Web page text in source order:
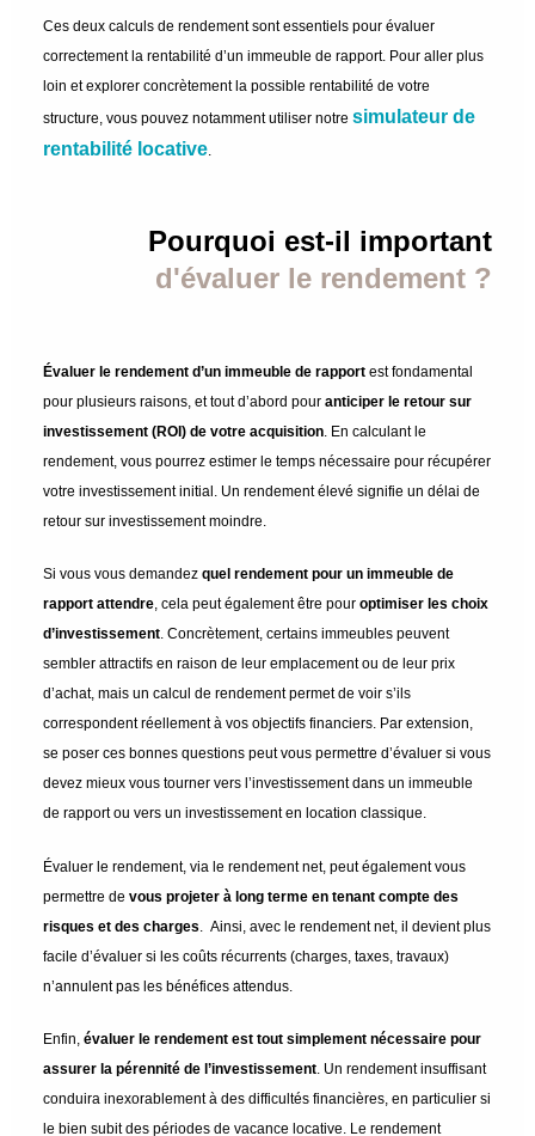
Ces deux calculs de rendement sont essentiels pour évaluer
correctement la rentabilité d’un immeuble de rapport. Pour aller plus
loin et explorer concrètement la possible rentabilité de votre
structure, vous pouvez notamment utiliser notresimulateur de
rentabilité locative.
Pourquoi est-il important
d'évaluer le rendement ?
Évaluer le rendement d’un immeuble de rapport est fondamental
pour plusieurs raisons, et tout d’abord pouranticiper le retour sur
investissement (ROI) de votre acquisition. En calculant le
rendement, vous pourrez estimer le temps nécessaire pour récupérer
votre investissement initial. Un rendement élevé signifie un délai de
retour sur investissement moindre.
Si vous vous demandezquel rendement pour un immeuble de
rapport attendre, cela peut également être pouroptimiser les choix
d’investissement. Concrètement, certains immeubles peuvent
sembler attractifs en raison de leur emplacement ou de leur prix
d’achat, mais un calcul de rendement permet de voir s’ils
correspondent réellement à vos objectifs financiers. Par extension,
se poser ces bonnes questions peut vous permettre d’évaluer si vous
devez mieux vous tourner vers l’investissement dans un immeuble
de rapport ou vers un investissement en location classique.
Évaluer le rendement, via le rendement net, peut également vous
permettre devous projeter à long terme en tenant compte des
risques et des charges . Ainsi, avec le rendement net, il devient plus
facile d’évaluer si les coûts récurrents (charges, taxes, travaux)
n’annulent pas les bénéfices attendus.
Enfin,évaluer le rendement est tout simplement nécessaire pour
assurer la pérennité de l’investissement . Un rendement insuffisant
conduira inexorablement à des difficultés financières, en particulier si
le bien subit des périodes de vacance locative. Le rendement